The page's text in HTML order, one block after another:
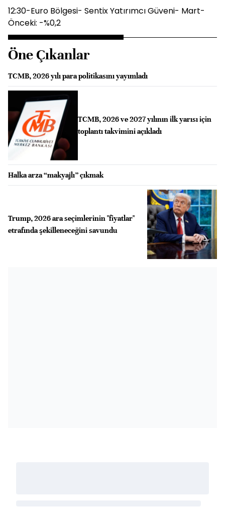
12:30-Euro Bölgesi- Sentix Yatırımcı Güveni- Mart-
Önceki: -%0,2
Öne Çıkanlar
TCMB, 2026 yılı para politikasını yayımladı
TCMB, 2026 ve 2027 yılının ilk yarısı için
toplantı takvimini açıkladı
Halka arza “makyajlı” çıkmak
Trump, 2026 ara seçimlerinin "fiyatlar"
etrafında şekilleneceğini savundu